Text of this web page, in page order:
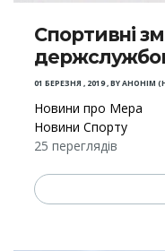
Спортивні
01 БЕРЕЗНЯ , 2019,BYАНОНІМ
Новини про Мера
Новини Спорту
25 переглядів